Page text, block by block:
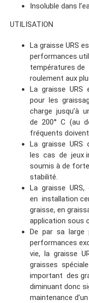
Insoluble dans
UTILISATION
La graisse URS
performances
températures
roulement aux
La graisse URS
pour les
charge jusqu’à
de 200° C (au
fréquents
La graisse URS
les cas de jeux
soumis à de
stabilité.
La graisse
en installation
graisse, en
application sous
De par sa large
performances
vie, la graisse
graisses
important des
diminuant donc
maintenance